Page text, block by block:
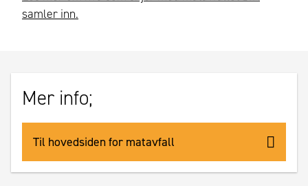
samler inn.
Mer info;
Til hovedsiden for matavfall